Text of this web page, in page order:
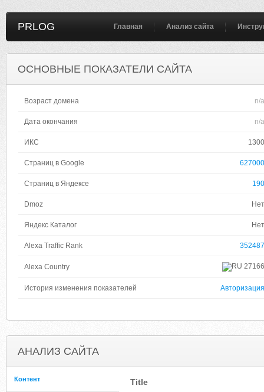
PRLOG Главная Анализ сайта
ОСНОВНЫЕ ПОКАЗАТЕЛИ САЙТА
Возраст домена n/a
Дата окончания n/a
ИКС 1300
Страниц в Google 627000
Страниц в Яндексе 190
Dmoz Нет
Яндекс Каталог Нет
Alexa Traffic Rank 352487
Alexa Country 27166
История изменения показателей Авторизация
АНАЛИЗ САЙТА
Контент Title